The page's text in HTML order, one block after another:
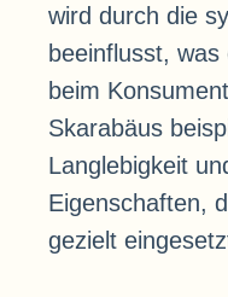
wird durch die
beeinflusst,
beim
Skarabäus
Langlebigkeit
Eigenschaften,
gezielt